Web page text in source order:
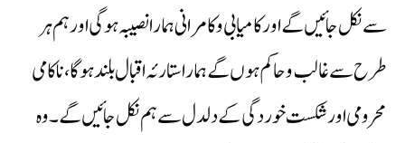
سے نکل جائیں گے اور کامیابی و کامرانی ہمارا نصیبہ ہوگی اور ہم ہر
طرح سے غالب و حاکم ہوں گے ہمارا ستارئہ اقبال بلند ہوگا ،ناکامی
محرومی اور شکست خوردگی کے دلدل سے ہم نکل جائیں گے ۔ وہ